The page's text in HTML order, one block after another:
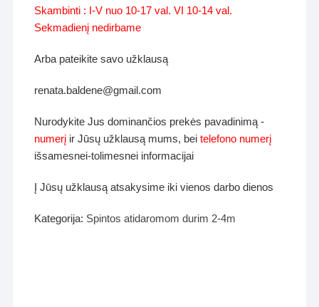
Skambinti : I-V nuo 10-17 val. VI 10-14 val.
Sekmadienį nedirbame
Arba pateikite savo užklausą
renata.baldene@gmail.com
Nurodykite Jus dominančios prekės pavadinimą -
numerį ir Jūsų užklausą mums, beitelefono numerį
išsamesnei-tolimesnei informacijai
Į Jūsų užklausą atsakysime iki vienos darbo dienos
Kategorija: Spintos atidaromom durim 2-4m